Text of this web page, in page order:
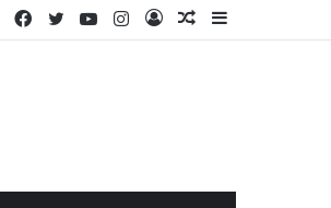
Sidebar
Artikel
Log
Instagram
YouTube
Twitter
Facebook